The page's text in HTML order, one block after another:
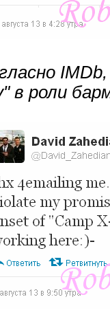
в роли